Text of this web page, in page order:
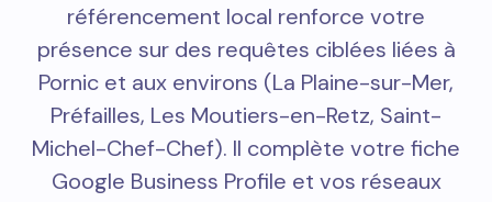
référencement local renforce votre
présence sur des requêtes ciblées liées à
Pornic et aux environs (La Plaine-sur-Mer,
Préfailles, Les Moutiers-en-Retz, Saint-
Michel-Chef-Chef). Il complète votre fiche
Google Business Profile et vos réseaux